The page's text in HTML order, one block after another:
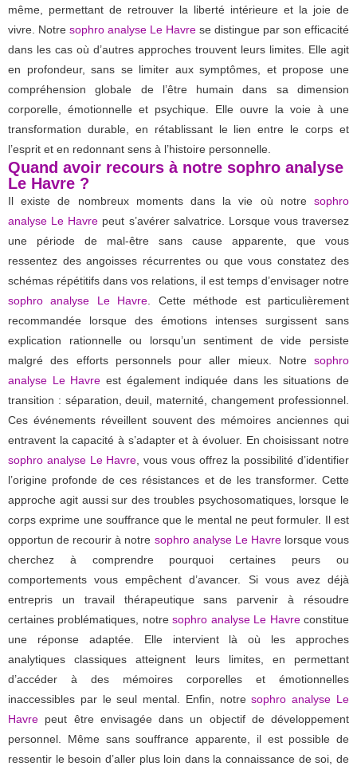
même, permettant de retrouver la liberté intérieure et la joie de
vivre. Notre sophro analyse Le Havre se distingue par son efficacité
dans les cas où d’autres approches trouvent leurs limites. Elle agit
en profondeur, sans se limiter aux symptômes, et propose une
compréhension globale de l’être humain dans sa dimension
corporelle, émotionnelle et psychique. Elle ouvre la voie à une
transformation durable, en rétablissant le lien entre le corps et
l’esprit et en redonnant sens à l’histoire personnelle.
Quand avoir recours à notre sophro analyse
Le Havre ?
Il existe de nombreux moments dans la vie où notre sophro
analyse Le Havre peut s’avérer salvatrice. Lorsque vous traversez
une période de mal-être sans cause apparente, que vous
ressentez des angoisses récurrentes ou que vous constatez des
schémas répétitifs dans vos relations, il est temps d’envisager notre
sophro analyse Le Havre . Cette méthode est particulièrement
recommandée lorsque des émotions intenses surgissent sans
explication rationnelle ou lorsqu’un sentiment de vide persiste
malgré des efforts personnels pour aller mieux. Notre sophro
analyse Le Havre est également indiquée dans les situations de
transition : séparation, deuil, maternité, changement professionnel.
Ces événements réveillent souvent des mémoires anciennes qui
entravent la capacité à s’adapter et à évoluer. En choisissant notre
sophro analyse Le Havre , vous vous offrez la possibilité d’identifier
l’origine profonde de ces résistances et de les transformer. Cette
approche agit aussi sur des troubles psychosomatiques, lorsque le
corps exprime une souffrance que le mental ne peut formuler. Il est
opportun de recourir à notre sophro analyse Le Havrelorsque vous
cherchez à comprendre pourquoi certaines peurs ou
comportements vous empêchent d’avancer. Si vous avez déjà
entrepris un travail thérapeutique sans parvenir à résoudre
certaines problématiques, notresophro analyse Le Havreconstitue
une réponse adaptée. Elle intervient là où les approches
analytiques classiques atteignent leurs limites, en permettant
d’accéder à des mémoires corporelles et émotionnelles
inaccessibles par le seul mental. Enfin, notresophro analyse Le
Havre peut être envisagée dans un objectif de développement
personnel. Même sans souffrance apparente, il est possible de
ressentir le besoin d’aller plus loin dans la connaissance de soi, de